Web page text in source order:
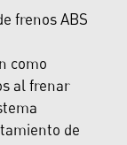
frenos ABS
como
al frenar
de